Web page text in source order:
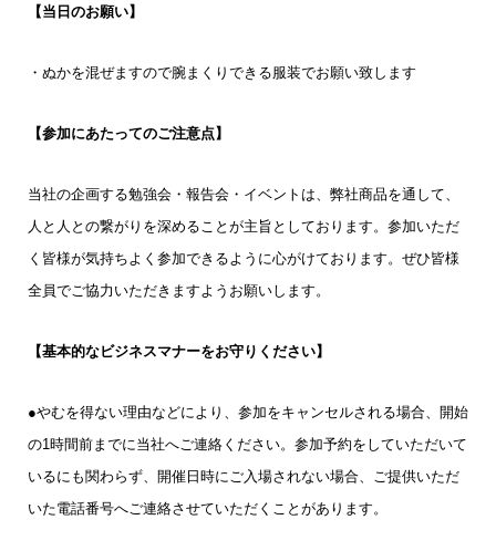
【当日のお願い】
・ぬかを混ぜますので腕まくりできる服装でお願い致します
【参加にあたってのご注意点】
当社の企画する勉強会・報告会・イベントは、弊社商品を通して、
人と人との繋がりを深めることが主旨としております。参加いただ
く皆様が気持ちよく参加できるように心がけております。ぜひ皆様
全員でご協力いただきますようお願いします。
【基本的なビジネスマナーをお守りください】
●やむを得ない理由などにより、参加をキャンセルされる場合、開始
の1時間前までに当社へご連絡ください。参加予約をしていただいて
いるにも関わらず、開催日時にご入場されない場合、ご提供いただ
いた電話番号へご連絡させていただくことがあります。